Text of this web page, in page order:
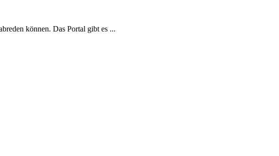
können. Das Portal gibt es ...